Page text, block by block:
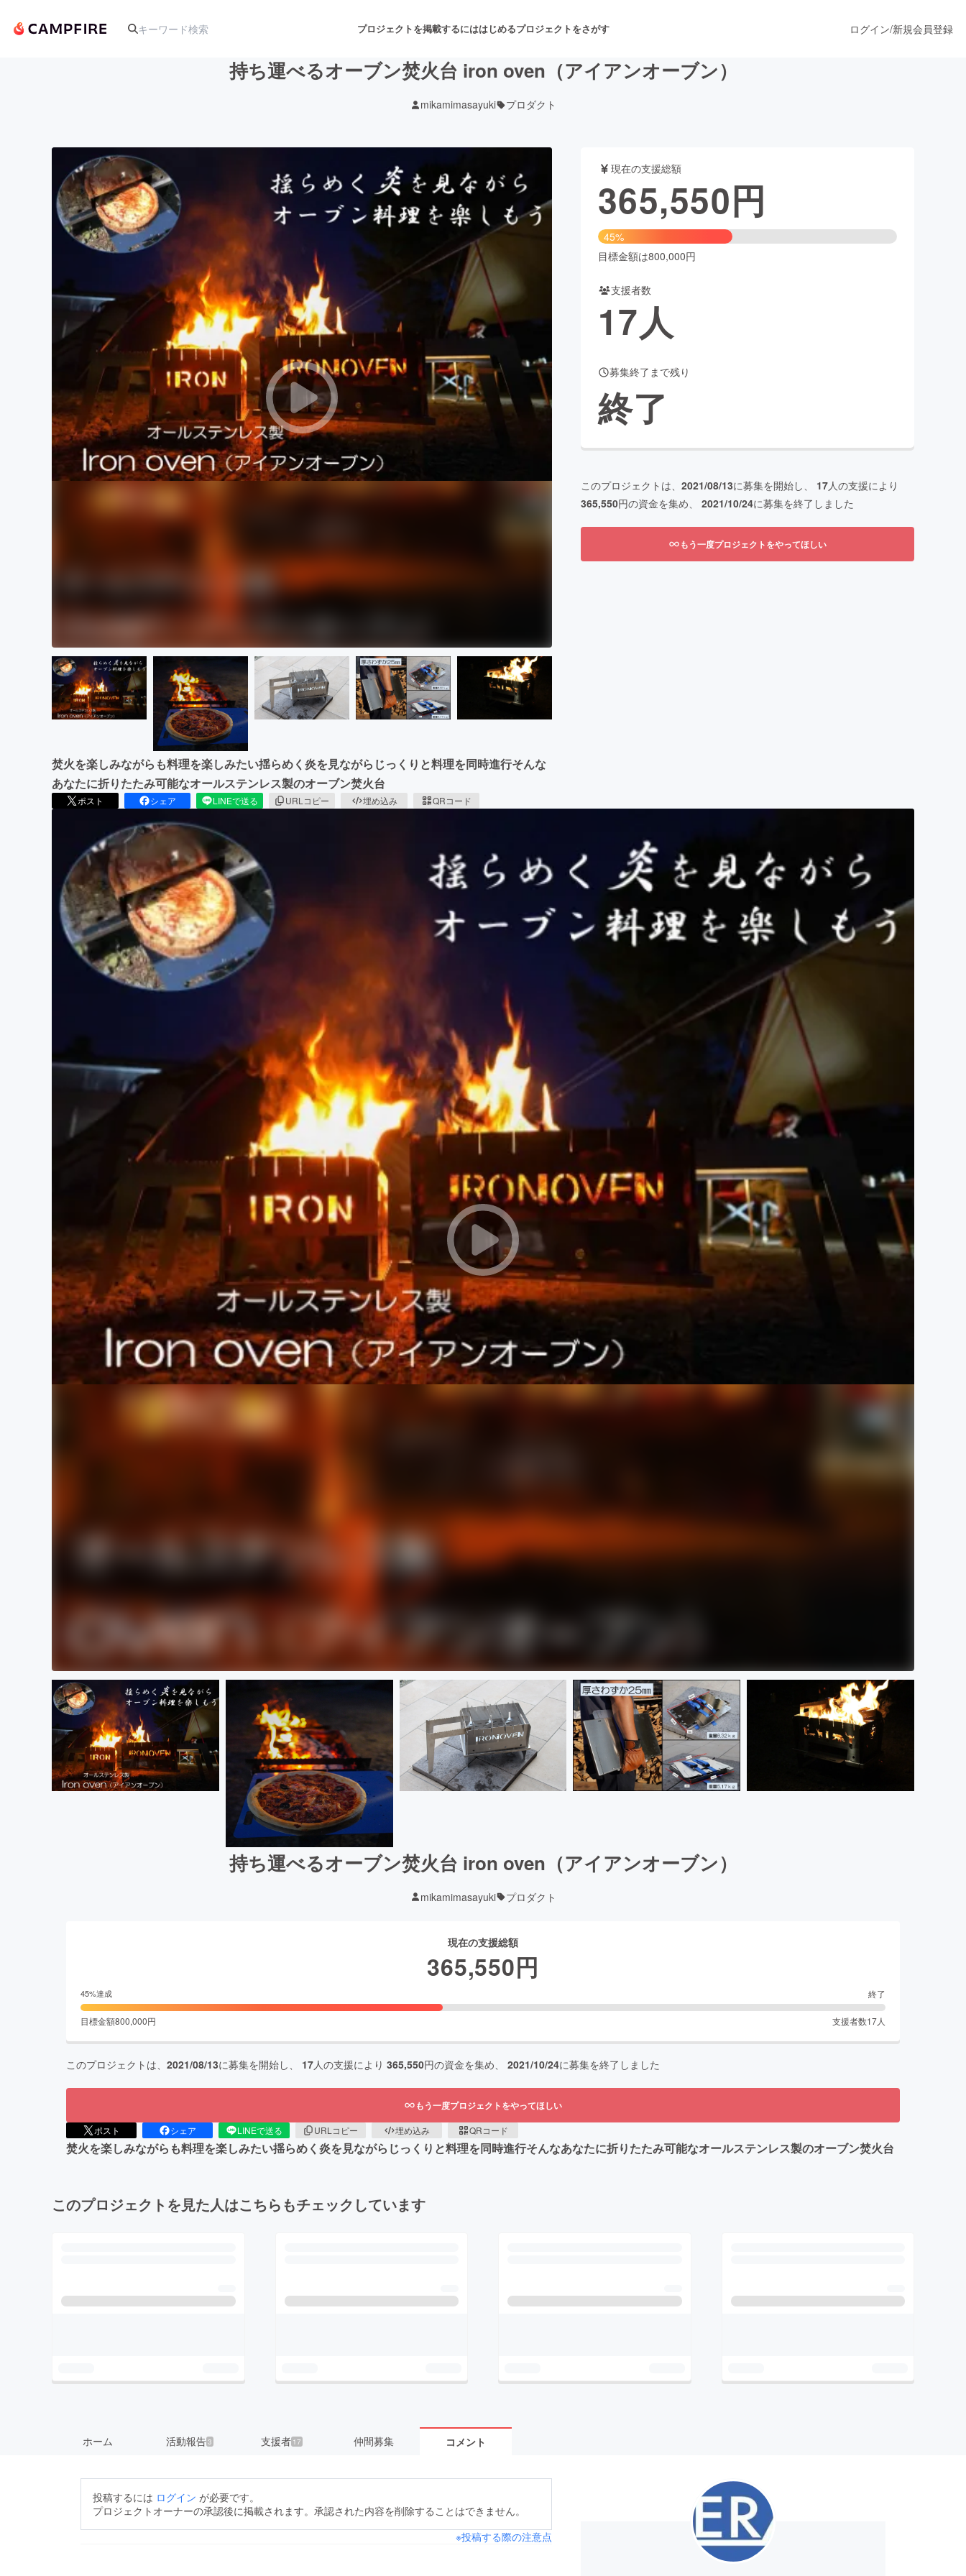
プロジェクトを掲載するにははじめるプロジェクトをさがす
アート・写真 音楽 舞台・パフォーマンス
テクノロジー・ガジェット ゲーム・サービス開発 フード・飲食店 ファッション
書籍・雑誌出版
ビジネス・起業 チャレンジ ビューティー・ヘルスケア
まちづくり・地域活性化
CAMPFIRE for Social Good CAMPFIRE Creation
CAMPFIREふるさと納税 machi-ya コミュニティ
ログイン/新規会員登録
持ち運べるオーブン焚火台 iron oven（アイアンオーブン）
mikamimasayuki プロダクト
焚火を楽しみながらも料理を楽しみたい揺らめく炎を見ながらじっくりと料理を同時進行そんな
あなたに折りたたみ可能なオールステンレス製のオーブン焚火台
ポスト シェア LINEで送る URLコピー 埋め込み QRコード
現在の支援総額
365,550円
45%
目標金額は800,000円
支援者数
17人
募集終了まで残り
終了
このプロジェクトは、 2021/08/13に募集を開始し、 17人の支援により
365,550円の資金を集め、 2021/10/24に募集を終了しました
もう一度プロジェクトをやってほしい
持ち運べるオーブン焚火台 iron oven（アイアンオーブン）
mikamimasayuki プロダクト
現在の支援総額
365,550円
45%達成 終了
目標金額800,000円 支援者数17人
このプロジェクトは、 2021/08/13に募集を開始し、 17人の支援により 365,550円の資金を集め、 2021/10/24に募集を終了しました
もう一度プロジェクトをやってほしい
ポスト シェア LINEで送る URLコピー 埋め込み QRコード
焚火を楽しみながらも料理を楽しみたい揺らめく炎を見ながらじっくりと料理を同時進行そんなあなたに折りたたみ可能なオールステンレス製のオーブン焚火台
このプロジェクトを見た人はこちらもチェックしています
ホーム 活動報告3 支援者 17 仲間募集 コメント
投稿するには ログイン が必要です。
プロジェクトオーナーの承認後に掲載されます。承認された内容を削除することはできません。
※投稿する際の注意点